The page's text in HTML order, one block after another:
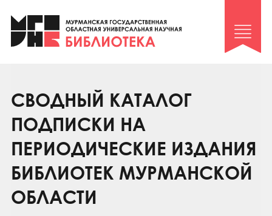
Клуб «Гиря и сельдерей»
Клуб «Семейный архив»
Коллегам
Контакты
СВОДНЫЙ КАТАЛОГ
ПОДПИСКИ НА
ПЕРИОДИЧЕСКИЕ ИЗДАНИЯ
БИБЛИОТЕК МУРМАНСКОЙ
ОБЛАСТИ